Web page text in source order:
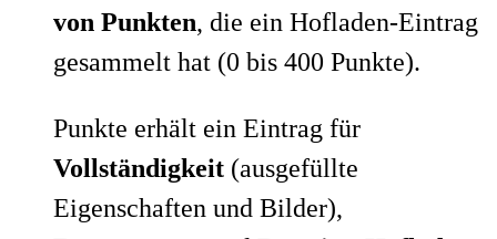
von Punkten, die ein Hofladen-Eintrag
gesammelt hat (0 bis 400 Punkte).
Punkte erhält ein Eintrag für
Vollständigkeit (ausgefüllte
Eigenschaften und Bilder),